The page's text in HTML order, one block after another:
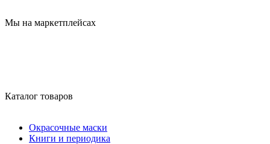
Мы на маркетплейсах
Каталог товаров
Окрасочные маски
Книги и периодика